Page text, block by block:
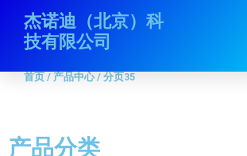
杰诺迪（北京）科
技有限公司
首页/产品中心 / 分页35
首页 / 产品中心/ 分页35
产品分类